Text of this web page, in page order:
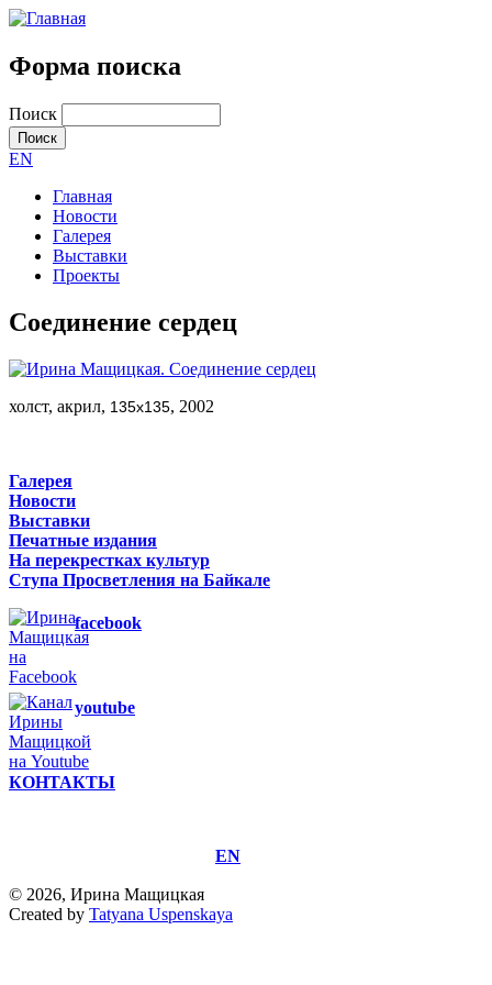
Форма поиска
Поиск
EN
Главная
Новости
Галерея
Выставки
Проекты
Соединение сердец
холст, акрил, 135x135, 2002
Галерея
Новости
Выставки
Печатные издания
На перекрестках культур
Ступа Просветления на Байкале
facebook
youtube
КОНТАКТЫ
EN
© 2026, Ирина Мащицкая
Created by Tatyana Uspenskaya